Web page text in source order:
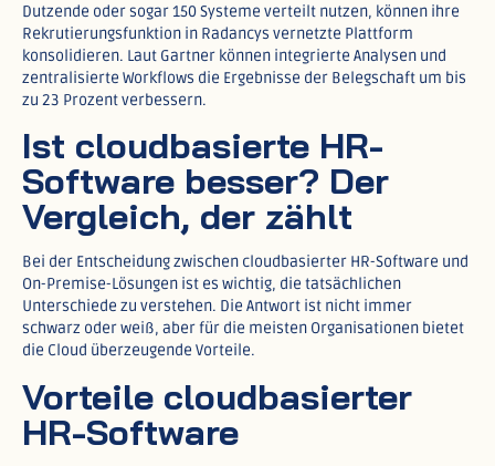
Dutzende oder sogar 150 Systeme verteilt nutzen, können ihre
Rekrutierungsfunktion in Radancys vernetzte Plattform
konsolidieren. Laut Gartner können integrierte Analysen und
zentralisierte Workflows die Ergebnisse der Belegschaft um bis
zu 23 Prozent verbessern.​
Ist cloudbasierte HR-
Software besser? Der
Vergleich, der zählt
Bei der Entscheidung zwischen cloudbasierter HR-Software und
On-Premise-Lösungen ist es wichtig, die tatsächlichen
Unterschiede zu verstehen. Die Antwort ist nicht immer
schwarz oder weiß, aber für die meisten Organisationen bietet
die Cloud überzeugende Vorteile.
Vorteile cloudbasierter
HR-Software